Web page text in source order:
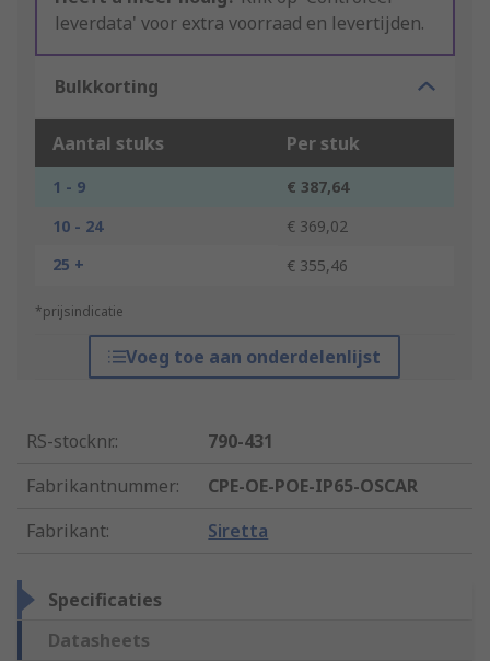
leverdata' voor extra voorraad en levertijden.
Bulkkorting
Aantal stuks Per stuk
1 - 9
€ 387,64
10 - 24
€ 369,02
25 +
€ 355,46
*prijsindicatie
Voeg toe aan onderdelenlijst
RS-stocknr.:
790-431
Fabrikantnummer:
CPE-OE-POE-IP65-OSCAR
Fabrikant: Siretta
Specificaties
Datasheets